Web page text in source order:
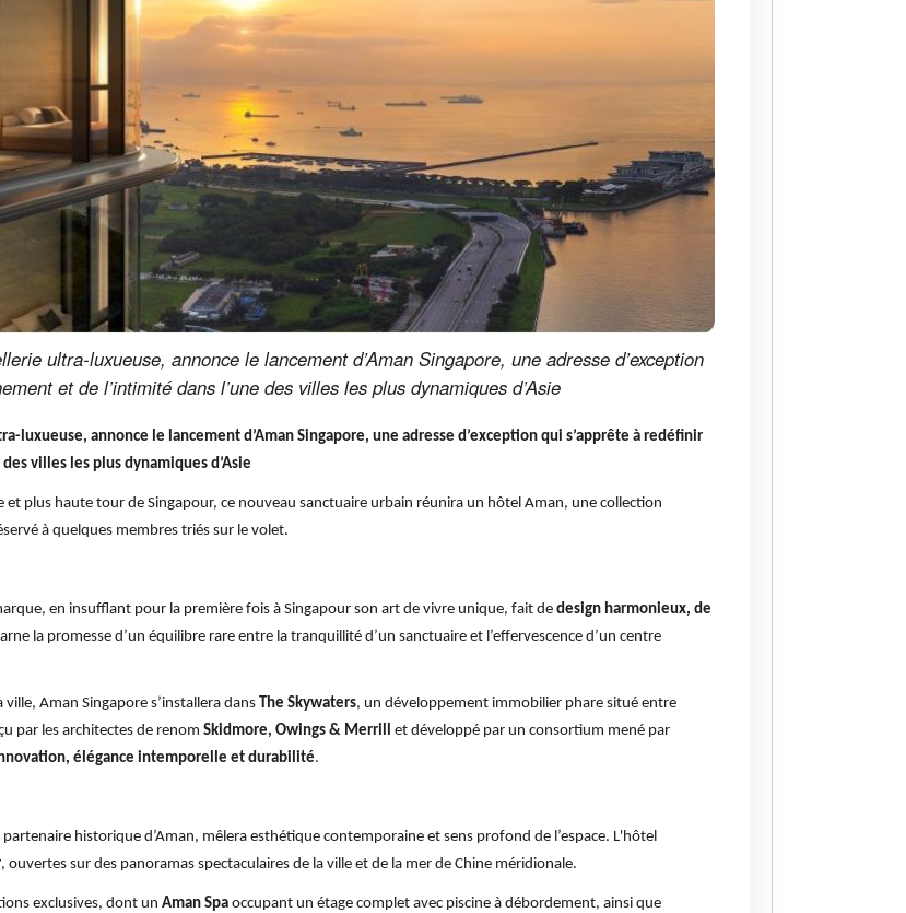
ultra-luxueuse, annonce le lancement d’Aman Singapore, une adresse d’exception
et de l’intimité dans l’une des villes les plus dynamiques d’Asie
luxueuse, annonce le lancement d’Aman Singapore, une adresse d’exception qui s’apprête à redéfinir
villes les plus dynamiques d’Asie
plus haute tour de Singapour, ce nouveau sanctuaire urbain réunira un hôtel Aman, une collection
à quelques membres triés sur le volet.
en insufflant pour la première fois à Singapour son art de vivre unique, fait de design harmonieux, de
la promesse d’un équilibre rare entre la tranquillité d’un sanctuaire et l’effervescence d’un centre
Aman Singapore s’installera dans The Skywaters, un développement immobilier phare situé entre
par les architectes de renom Skidmore, Owings & Merrill
et développé par un consortium mené par
élégance intemporelle et durabilité.
partenaire historique d’Aman, mêlera esthétique contemporaine et sens profond de l’espace. L'hôtel
, ouvertes sur des panoramas spectaculaires de la ville et de la mer de Chine méridionale.
exclusives, dont un Aman Spa occupant un étage complet avec piscine à débordement, ainsi que